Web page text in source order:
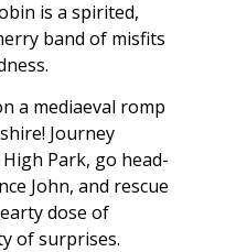
is a spirited,
band of misfits
a mediaeval romp
Journey
Park, go head-
John, and rescue
dose of
of surprises.